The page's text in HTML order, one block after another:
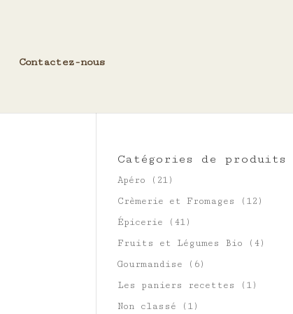
Contactez-nous
Catégories de produits
Apéro
(21)
Crèmerie et Fromages
(12)
Épicerie
(41)
Fruits et Légumes Bio
(4)
Gourmandise
(6)
Les paniers recettes
(1)
Non classé
(1)